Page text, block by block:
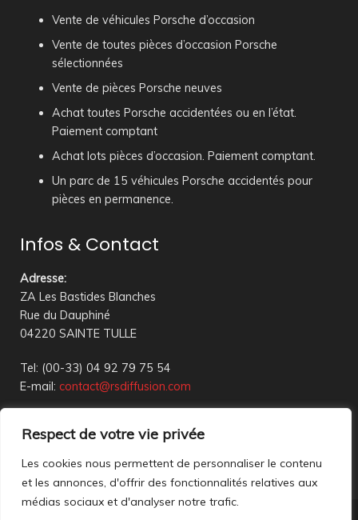
Respect de votre vie privée
Les cookies nous permettent de personnaliser le contenu
et les annonces, d'offrir des fonctionnalités relatives aux
médias sociaux et d'analyser notre trafic.
Vente de véhicules Porsche d’occasion
Vente de toutes pièces d’occasion Porsche
sélectionnées
Vente de pièces Porsche neuves
Achat toutes Porsche accidentées ou en l’état.
Paiement comptant
Achat lots pièces d’occasion. Paiement comptant.
Un parc de 15 véhicules Porsche accidentés pour
pièces en permanence.
Infos & Contact
Adresse:
ZA Les Bastides Blanches
Rue du Dauphiné
04220 SAINTE TULLE
Tel: (00-33) 04 92 79 75 54
E-mail: contact@rsdiffusion.com
18h00
Réception en magasin sur rendez-vous uniquement